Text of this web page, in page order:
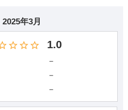
2025年3月
1.0
－
－
－